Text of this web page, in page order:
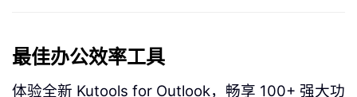
最佳办公效率工具
体验全新 Kutools for Outlook，畅享 100+ 强大功